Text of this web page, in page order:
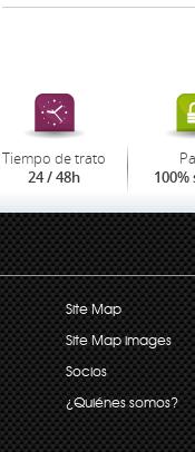
Tiempo de trato
24 / 48h 100%
Site Map
Site Map images
Socios
¿Quiénes somos?